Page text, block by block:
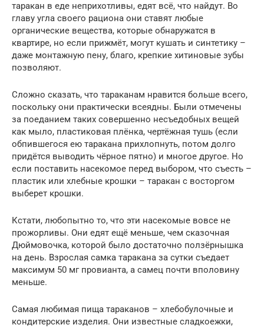
таракан в еде неприхотливы, едят всё, что найдут. Во
главу угла своего рациона они ставят любые
органические вещества, которые обнаружатся в
квартире, но если прижмёт, могут кушать и синтетику –
даже монтажную пену, благо, крепкие хитиновые зубы
позволяют.
Сложно сказать, что тараканам нравится больше всего,
поскольку они практически всеядны. Были отмечены
за поеданием таких совершенно несъедобных вещей
как мыло, пластиковая плёнка, чертёжная тушь (если
обпившегося ею таракана прихлопнуть, потом долго
придётся выводить чёрное пятно) и многое другое. Но
если поставить насекомое перед выбором, что съесть –
пластик или хлебные крошки – таракан с восторгом
выберет крошки.
Кстати, любопытно то, что эти насекомые вовсе не
прожорливы. Они едят ещё меньше, чем сказочная
Дюймовочка, которой было достаточно ползёрнышка
на день. Взрослая самка таракана за сутки съедает
максимум 50 мг провианта, а самец почти вполовину
меньше.
Самая любимая пища тараканов – хлебобулочные и
кондитерские изделия. Они известные сладкоежки,